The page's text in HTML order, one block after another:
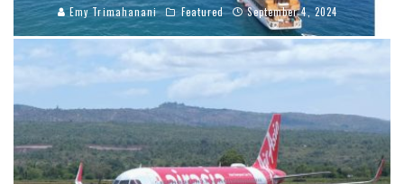
Emy Trimahanani Featured September 4, 2024